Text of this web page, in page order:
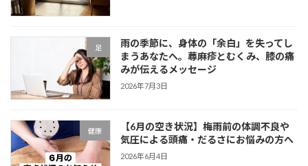
足
雨の季節に、身体の「余白」を失ってし
まうあなたへ。蕁麻疹とむくみ、膝の痛
みが伝えるメッセージ
2026年7月3日
健康
【6月の空き状況】梅雨前の体調不良や
気圧による頭痛・だるさにお悩みの方へ
2026年6月4日